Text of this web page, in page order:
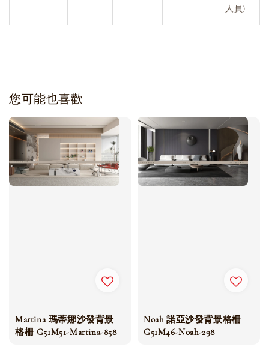
人員)
您可能也喜歡
Martina 瑪蒂娜沙發背景
格柵 G51M51-Martina-858
Noah 諾亞沙發背景格柵
G51M46-Noah-298